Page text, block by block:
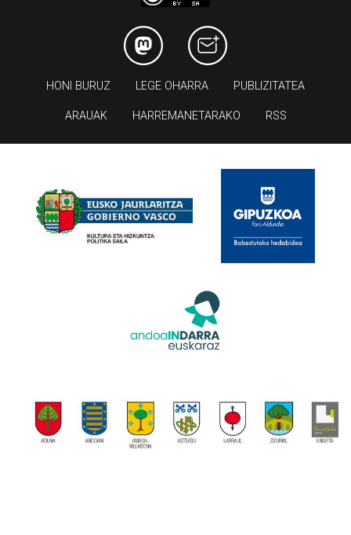
HONI BURUZ LEGE OHARRA PUBLIZITATEA
ARAUAK HARREMANETARAKO RSS